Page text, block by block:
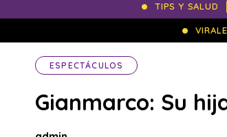
TIPS Y SALUD
ESPECTÁCULOS
Gianmarco: Su